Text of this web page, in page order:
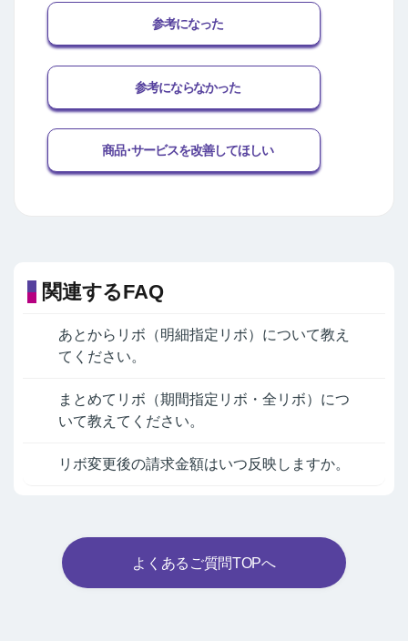
参考になった
参考にならなかった
商品･サービスを改善してほしい
関連するFAQ
あとからリボ（明細指定リボ）について教え
てください。
まとめてリボ（期間指定リボ・全リボ）につ
いて教えてください。
リボ変更後の請求金額はいつ反映しますか。
よくあるご質問TOPへ